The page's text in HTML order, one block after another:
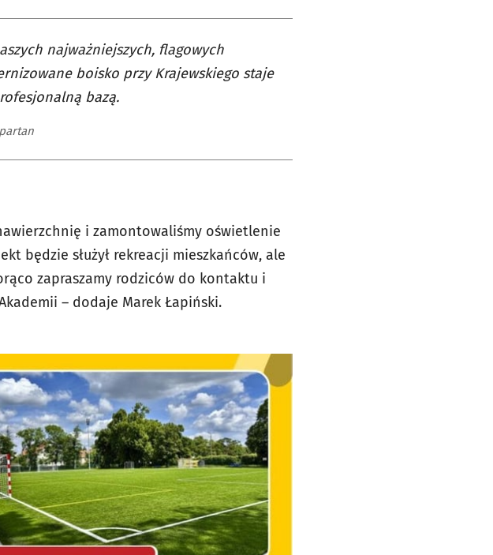
najważniejszych, flagowych
boisko przy Krajewskiego staje
bazą.
i zamontowaliśmy oświetlenie
będzie służył rekreacji mieszkańców, ale
zapraszamy rodziców do kontaktu i
– dodaje Marek Łapiński.